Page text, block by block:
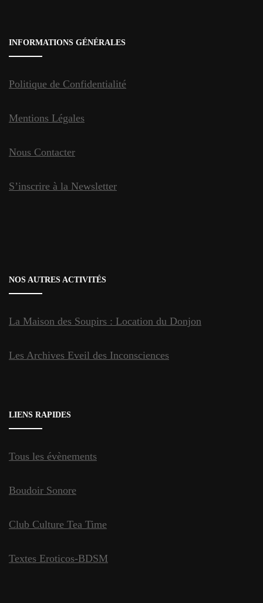
INFORMATIONS GÉNÉRALES
Politique de Confidentialité
Mentions Légales
Nous Contacter
S’inscrire à la Newsletter
NOS AUTRES ACTIVITÉS
La Maison des Soupirs : Location du Donjon
Les Archives Eveil des Inconsciences
LIENS RAPIDES
Tous les évènements
Boudoir Sonore
Club Culture Tea Time
Textes Eroticos-BDSM